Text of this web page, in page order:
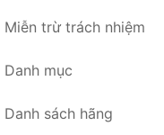
Miễn trừ trách nhiệm
Danh mục
Danh sách hãng